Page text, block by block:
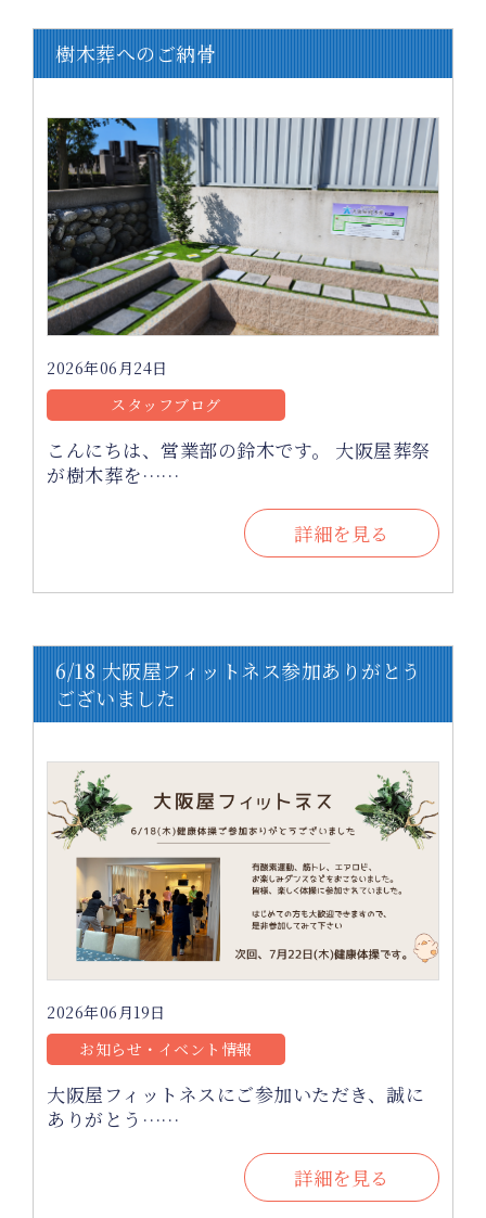
樹木葬へのご納骨
2026年06月24日
スタッフブログ
こんにちは、営業部の鈴木です。 大阪屋葬祭
が樹木葬を……
詳細を見る
6/18 大阪屋フィットネス参加ありがとう
ございました
2026年06月19日
お知らせ・イベント情報
大阪屋フィットネスにご参加いただき、誠に
ありがとう……
詳細を見る